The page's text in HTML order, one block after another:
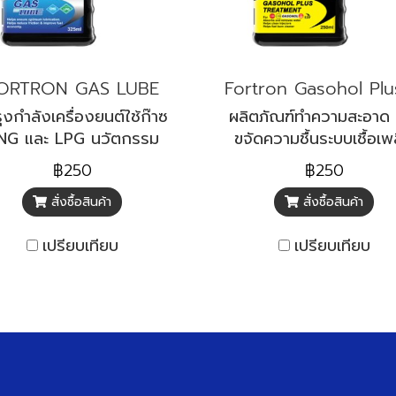
GAS LUBE
งกำลังเครื่องยนต์ใช้ก๊าซ
และ LPG นวัตกรรม
หม่เพื่อรถใช้ก๊าซโดยตรง
฿250
สั่งซื้อสินค้า
เปรียบเทียบ
ผลิตภัณฑ์ทำความสะอาด
ขจัดความชื้นระบบเชื้อเ
เบนซิน แก๊สโซฮอล์ สำหรั
น้ำมันเบนซิน
฿250
สั่งซื้อสินค้า
เปรียบเทียบ